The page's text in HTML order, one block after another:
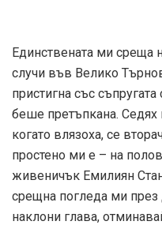
Единствената ми среща
случи във Велико
пристигна със
беше претъпкана. Седях
когато влязоха, се
простено ми е – на
живеничък Емилиян
срещна погледа ми през
наклони глава,